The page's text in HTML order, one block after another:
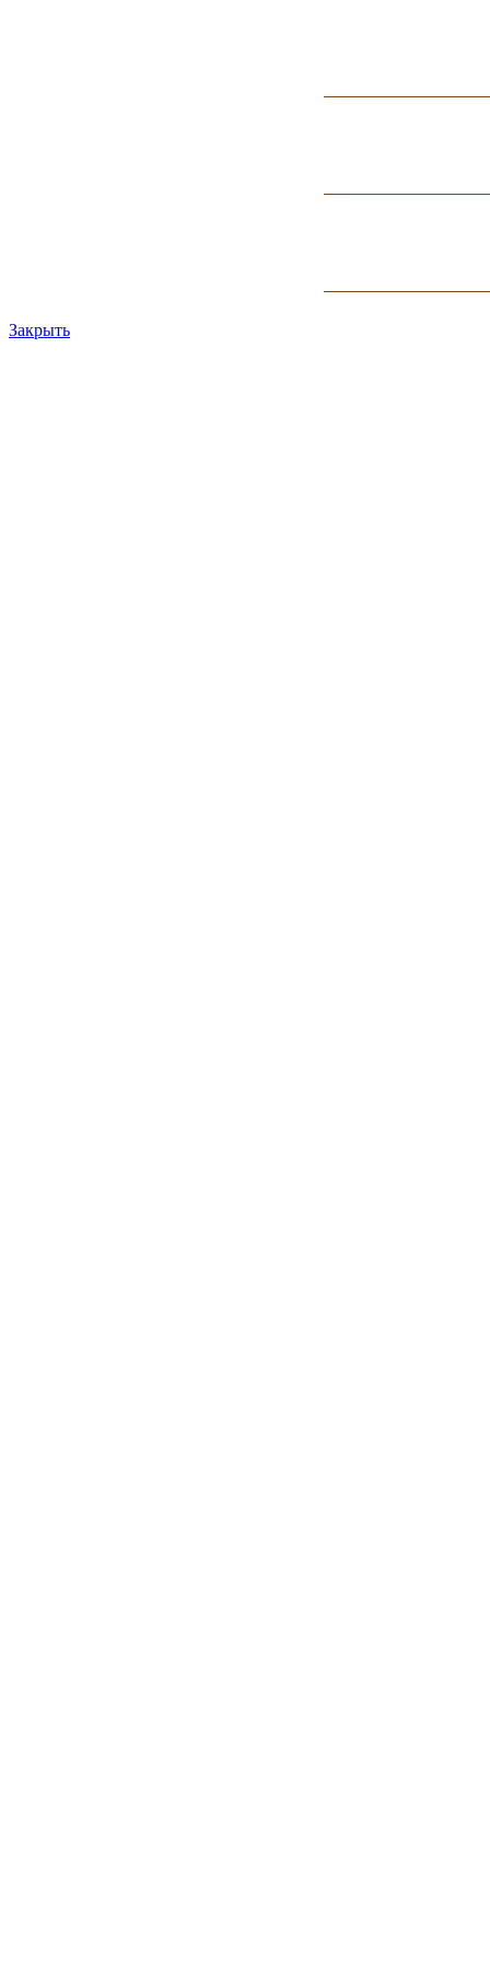
Закрыть